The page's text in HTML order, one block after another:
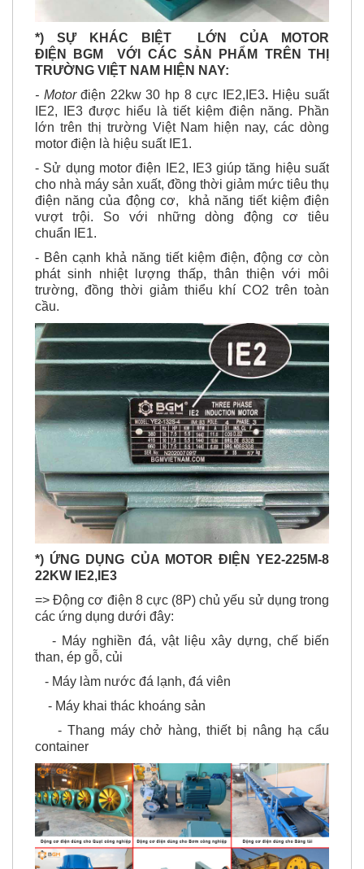
*) SỰ KHÁC BIỆT LỚN CỦA MOTOR
ĐIỆN BGM VỚI CÁC SẢN PHẨM TRÊN THỊ
TRƯỜNG VIỆT NAM HIỆN NAY:
- Motorđiện 22kw 30 hp 8 cực IE2,IE3. Hiệu suất
IE2, IE3 được hiểu là tiết kiệm điện năng. Phần
lớn trên thị trường Việt Nam hiện nay, các dòng
motor điện là hiệu suất IE1.
- Sử dụng motor điện IE2, IE3 giúp tăng hiệu suất
cho nhà máy sản xuất, đồng thời giảm mức tiêu thụ
điện năng của động cơ, khả năng tiết kiệm điện
vượt trội. So với những dòng động cơ tiêu
chuẩn IE1.
- Bên cạnh khả năng tiết kiệm điện, động cơ còn
phát sinh nhiệt lượng thấp, thân thiện với môi
trường, đồng thời giảm thiểu khí CO2 trên toàn
cầu.
*) ỨNG DỤNG CỦA MOTOR ĐIỆN YE2-225M-8
22KW IE2,IE3
=> Động cơ điện 8 cực (8P) chủ yếu sử dụng trong
các ứng dụng dưới đây:
- Máy nghiền đá, vật liệu xây dựng, chế biến
than, ép gỗ, củi
- Máy làm nước đá lạnh, đá viên
- Máy khai thác khoáng sản
- Thang máy chở hàng, thiết bị nâng hạ cẩu
container